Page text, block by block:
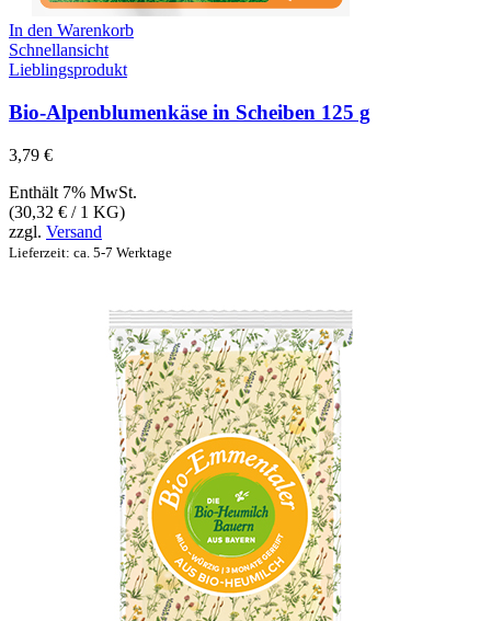
In den Warenkorb
Schnellansicht
Lieblingsprodukt
Bio-Alpenblumenkäse in Scheiben 125 g
3,79 €
Enthält 7% MwSt.
(30,32 € / 1 KG)
zzgl. Versand
Lieferzeit: ca. 5-7 Werktage